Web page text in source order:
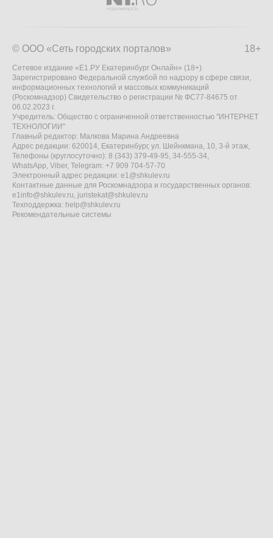
18+
© ООО «Сеть городских порталов»
Сетевое издание «Е1.РУ Екатеринбург Онлайн» (18+)
Зарегистрировано Федеральной службой по надзору в сфере связи,
информационных технологий и массовых коммуникаций
(Роскомнадзор) Свидетельство о регистрации № ФС77-84675 от
06.02.2023 г.
Учредитель: Общество с ограниченной ответственностью "ИНТЕРНЕТ
ТЕХНОЛОГИИ"
Главный редактор: Малкова Марина Андреевна
Адрес редакции: 620014, Екатеринбург, ул. Шейнкмана, 10, 3-й этаж,
Телефоны (круглосуточно): 8 (343) 379-49-95, 34-555-34,
WhatsApp, Viber, Telegram: +7 909 704-57-70
Электронный адрес редакции: e1@shkulev.ru
Контактные данные для Роскомнадзора и государственных органов:
e1info@shkulev.ru, juristekat@shkulev.ru
Техподдержка: help@shkulev.ru
Рекомендательные системы